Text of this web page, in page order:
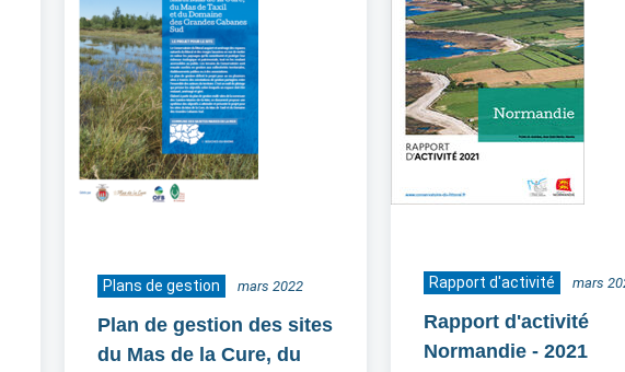
Plans de gestion mars 2022
Plan de gestion des sites
du Mas de la Cure, du
Rapport d'activité mars
Rapport d'activité
Normandie - 2021